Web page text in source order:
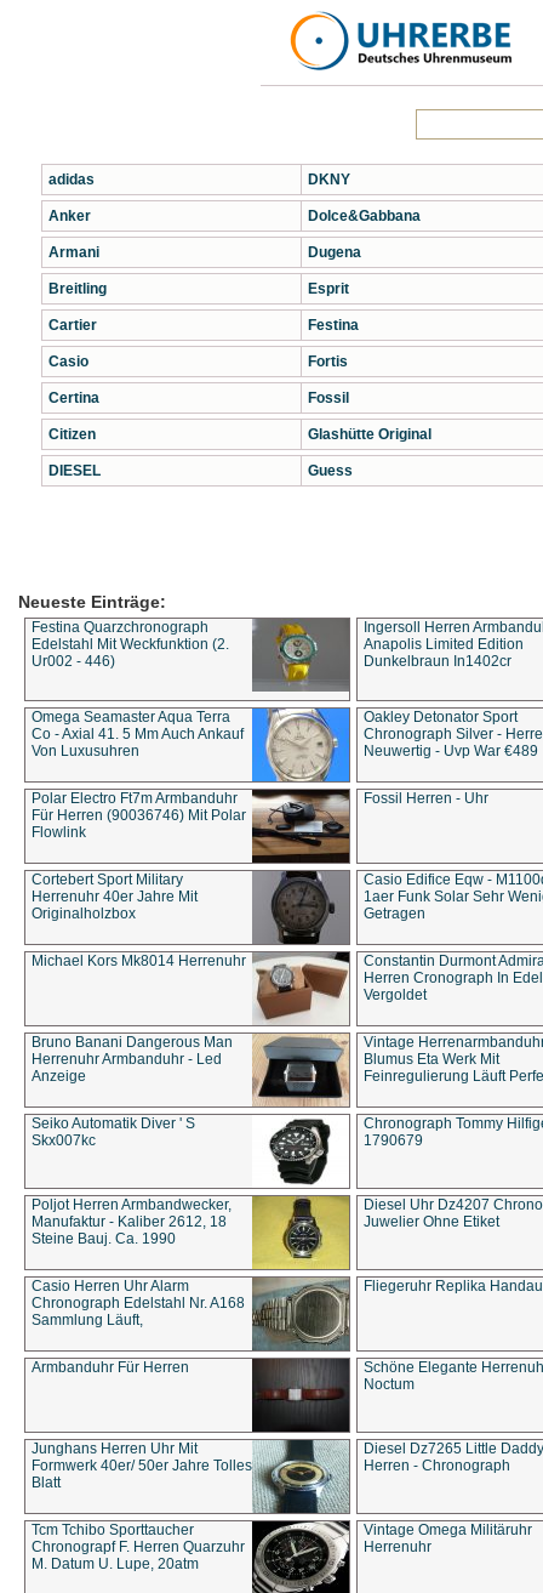
adidas
Anker
Armani
Breitling
Cartier
Casio
Certina
Citizen
DIESEL
DKNY
Dolce&Gabbana
Dugena
Esprit
Festina
Fortis
Fossil
Glashütte Original
Guess
Neueste Einträge:
Festina Quarzchronograph
Edelstahl Mit Weckfunktion (2.
Ur002 - 446)
Ingersoll Herren
Anapolis Limited Edition
Dunkelbraun In1402cr
Omega Seamaster Aqua Terra
Co - Axial 41. 5 Mm Auch Ankauf
Von Luxusuhren
Oakley Detonator Sport
Chronograph Silver -
Neuwertig - Uvp War €489
Polar Electro Ft7m Armbanduhr
Für Herren (90036746) Mit Polar
Flowlink
Fossil Herren - Uhr
Cortebert Sport Military
Herrenuhr 40er Jahre Mit
Originalholzbox
Casio Edifice Eqw -
1aer Funk Solar Sehr
Getragen
Michael Kors Mk8014 Herrenuhr
Constantin Durmont
Herren Cronograph In
Vergoldet
Bruno Banani Dangerous Man
Herrenuhr Armbanduhr - Led
Anzeige
Vintage
Blumus Eta Werk Mit
Feinregulierung Läuft
Seiko Automatik Diver ' S
Skx007kc
Chronograph Tommy
1790679
Poljot Herren Armbandwecker,
Manufaktur - Kaliber 2612, 18
Steine Bauj. Ca. 1990
Diesel Uhr Dz4207
Juwelier Ohne Etiket
Casio Herren Uhr Alarm
Chronograph Edelstahl Nr. A168
Sammlung Läuft,
Fliegeruhr Replika
Armbanduhr Für Herren
Schöne Elegante
Noctum
Junghans Herren Uhr Mit
Formwerk 40er/ 50er Jahre Tolles
Blatt
Diesel Dz7265 Little Daddy
Herren - Chronograph
Tcm Tchibo Sporttaucher
Chronograpf F. Herren Quarzuhr
M. Datum U. Lupe, 20atm
Vintage Omega Militäruhr
Herrenuhr